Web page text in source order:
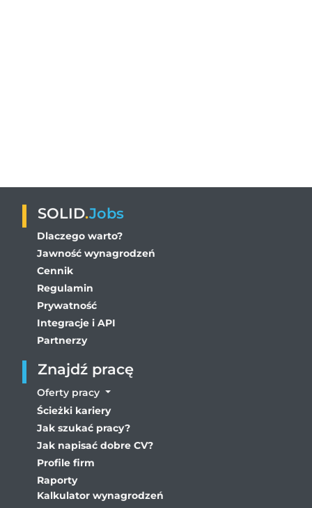
SOLID.Jobs
Dlaczego warto?
Jawność wynagrodzeń
Cennik
Regulamin
Prywatność
Integracje i API
Partnerzy
Znajdź pracę
Oferty pracy
Ścieżki kariery
Jak szukać pracy?
Jak napisać dobre CV?
Profile firm
Raporty
Kalkulator wynagrodzeń